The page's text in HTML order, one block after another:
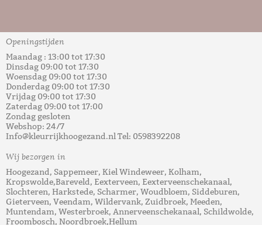
Openingstijden
Maandag : 13:00 tot 17:30
Dinsdag 09:00 tot 17:30
Woensdag 09:00 tot 17:30
Donderdag 09:00 tot 17:30
Vrijdag 09:00 tot 17:30
Zaterdag 09:00 tot 17:00
Zondag gesloten
Webshop: 24/7
Info@kleurrijkhoogezand.nl Tel: 0598392208
Wij bezorgen in
Hoogezand, Sappemeer, Kiel Windeweer, Kolham,
Kropswolde,Bareveld, Eexterveen, Eexterveenschekanaal,
Slochteren, Harkstede, Scharmer, Woudbloem, Siddeburen,
Gieterveen, Veendam, Wildervank, Zuidbroek, Meeden,
Muntendam, Westerbroek, Annerveenschekanaal, Schildwolde,
Froombosch, Noordbroek,Hellum